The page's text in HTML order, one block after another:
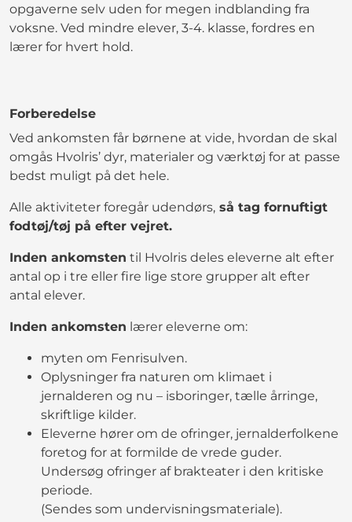
opgaverne selv uden for megen indblanding fra
voksne. Ved mindre elever, 3-4. klasse, fordres en
lærer for hvert hold.
Forberedelse
Ved ankomsten får børnene at vide, hvordan de skal
omgås Hvolris’ dyr, materialer og værktøj for at passe
bedst muligt på det hele.
Alle aktiviteter foregår udendørs, så tag fornuftigt
fodtøj/tøj på efter vejret.
Inden ankomsten til Hvolris deles eleverne alt efter
antal op i tre eller fire lige store grupper alt efter
antal elever.
Inden ankomsten lærer eleverne om:
myten om Fenrisulven.
Oplysninger fra naturen om klimaet i
jernalderen og nu – isboringer, tælle årringe,
skriftlige kilder.
Eleverne hører om de ofringer, jernalderfolkene
foretog for at formilde de vrede guder.
Undersøg ofringer af brakteater i den kritiske
periode.
(Sendes som undervisningsmateriale).